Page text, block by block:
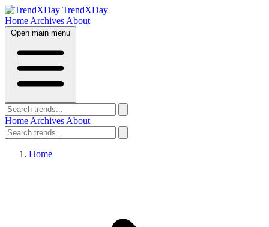
TrendXDay
Home Archives About
Open main menu
Home Archives About
Home